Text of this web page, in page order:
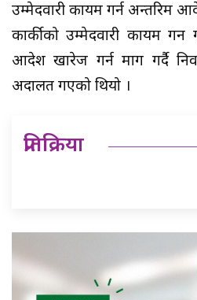
उम्मेदवारी कायम गर्न अन्तरिम
कार्कीको उम्मेदवारी कायम
आदेश खारेज गर्न माग गर्दै
अदालत गएको थियो ।
प्रतिक्रिया